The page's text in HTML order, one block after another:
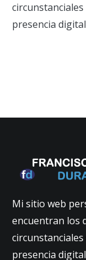
presencia
Mi sitio web
encuentran los
presencia